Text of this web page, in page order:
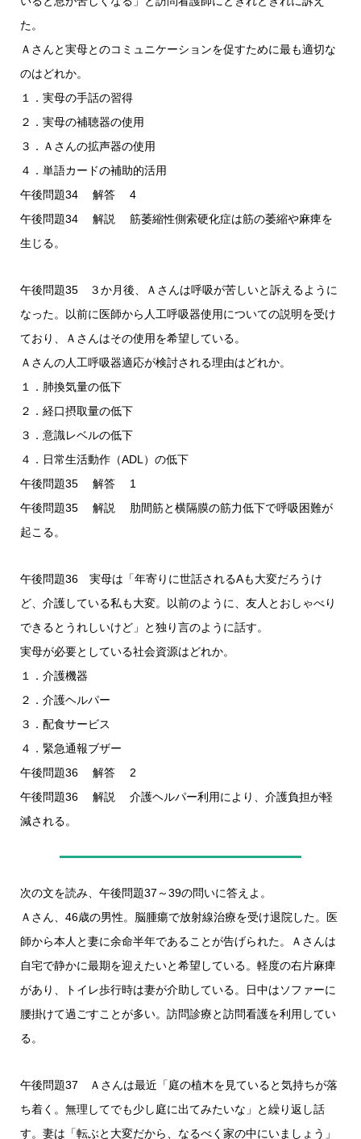
た。
Ａさんと実母とのコミュニケーションを促すために最も適切な
のはどれか。
１．実母の手話の習得
２．実母の補聴器の使用
３．Ａさんの拡声器の使用
４．単語カードの補助的活用
午後問題34 解答 4
午後問題34 解説 筋萎縮性側索硬化症は筋の萎縮や麻痺を
生じる。
午後問題35 ３か月後、Ａさんは呼吸が苦しいと訴えるように
なった。以前に医師から人工呼吸器使用についての説明を受け
ており、Ａさんはその使用を希望している。
Ａさんの人工呼吸器適応が検討される理由はどれか。
１．肺換気量の低下
２．経口摂取量の低下
３．意識レベルの低下
４．日常生活動作（ADL）の低下
午後問題35 解答 1
午後問題35 解説 肋間筋と横隔膜の筋力低下で呼吸困難が
起こる。
午後問題36 実母は「年寄りに世話されるAも大変だろうけ
ど、介護している私も大変。以前のように、友人とおしゃべり
できるとうれしいけど」と独り言のように話す。
実母が必要としている社会資源はどれか。
１．介護機器
２．介護ヘルパー
３．配食サービス
４．緊急通報ブザー
午後問題36 解答 2
午後問題36 解説 介護ヘルパー利用により、介護負担が軽
減される。
次の文を読み、午後問題37～39の問いに答えよ。
Ａさん、46歳の男性。脳腫瘍で放射線治療を受け退院した。医
師から本人と妻に余命半年であることが告げられた。Ａさんは
自宅で静かに最期を迎えたいと希望している。軽度の右片麻痺
があり、トイレ歩行時は妻が介助している。日中はソファーに
腰掛けて過ごすことが多い。訪問診療と訪問看護を利用してい
る。
午後問題37 Ａさんは最近「庭の植木を見ていると気持ちが落
ち着く。無理してでも少し庭に出てみたいな」と繰り返し話
す。妻は「転ぶと大変だから、なるべく家の中にいましょう」